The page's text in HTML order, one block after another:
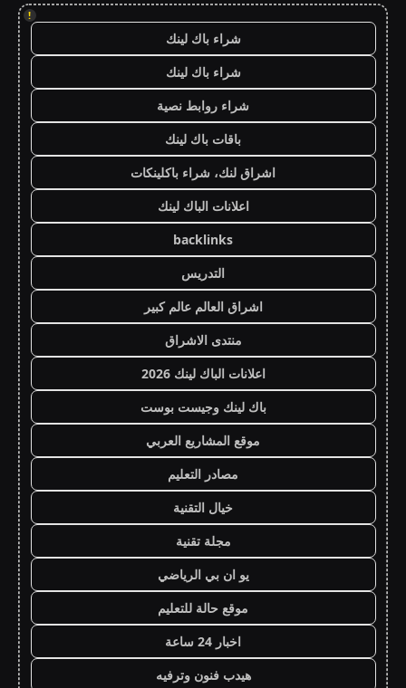
!
شراء باك لينك
شراء باك لينك
شراء روابط نصية
باقات باك لينك
اشراق لنك، شراء باكلينكات
اعلانات الباك لينك
backlinks
التدريس
اشراق العالم عالم كبير
منتدى الاشراق
اعلانات الباك لينك 2026
باك لينك وجيست بوست
موقع المشاريع العربي
مصادر التعليم
خيال التقنية
مجلة تقنية
يو ان بي الرياضي
موقع حالة للتعليم
اخبار 24 ساعة
هيدب فنون وترفيه